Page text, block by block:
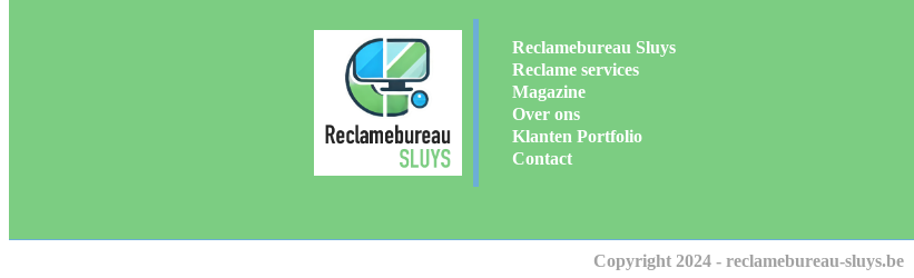
Reclamebureau Sluys
Reclame services
Magazine
Over ons
Klanten Portfolio
Contact
Copyright 2024 - reclamebureau-sluys.be